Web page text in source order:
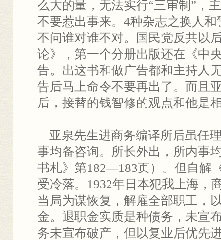
么大的量，无法实行“三审制”，
不要惹出事来。4种杂志之换人
不问谁对谁不对。国民党反共以
论》，第一个分册出版还在《中
告。出这书和做广告都和主持人
告后马上命令不要再出了。而且
后，接替的钱智修的观点和他是
亚泉先生进商务编译所后虽任
事均备咨询。所长外出，所内事
书札》第182—183页）。但自解
受冷落。1932年日本犯我上海，
当局为谋恢复，解雇全部职工，
金。退职金实质是种债务，未宣
务未宣布破产，但以复业后优先